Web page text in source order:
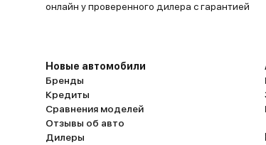
онлайн у проверенного дилера с гарантией
Новые автомобили
Бренды
Кредиты
Сравнения моделей
Отзывы об авто
Дилеры